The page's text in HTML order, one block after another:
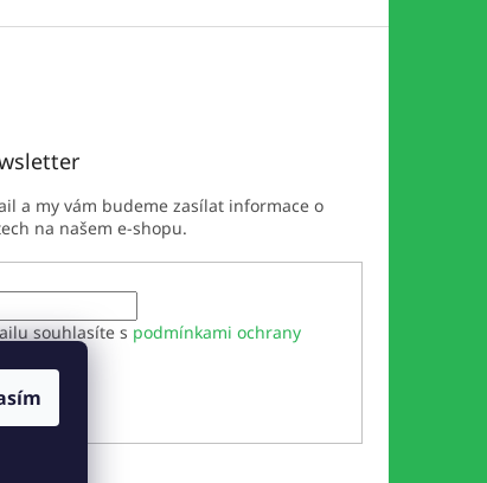
a my vám budeme zasílat informace o
na našem e-shopu.
souhlasíte s podmínkami ochrany